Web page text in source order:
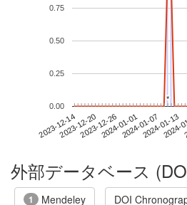
2023-12-142023-12-202023-12-262024-01-012024-01-072024-01-13
2024-
0.00
0.25
0.50
0.75
**
外部データベース
1 Mendeley DOI